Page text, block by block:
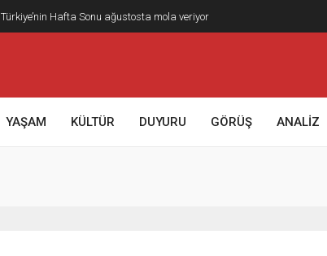
Türkiye’nin Hafta Sonu ağustosta mola veriyor
YAŞAM KÜLTÜR DUYURU GÖRÜŞ ANALİZ